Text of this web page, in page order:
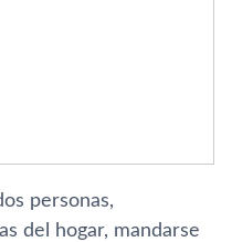
personas,
del hogar, mandarse